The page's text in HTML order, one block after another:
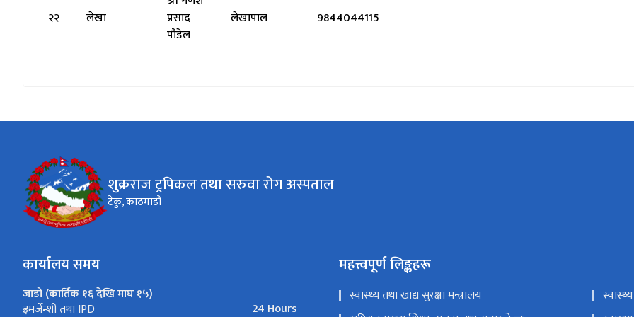
२२ लेखा
प्रसाद
पौडेल
लेखापाल 9844044115
शुक्रराज ट्रपिकल तथा सरुवा रोग अस्पताल
टेकु, काठमाडौं
कार्यालय समय
जाडो (कार्तिक १६ देखि माघ १५)
इमर्जेन्शी तथा IPD
24 Hours
महत्त्वपूर्ण लिङ्कहरू
स्वास्थ्य तथा खाद्य सुरक्षा मन्त्रालय